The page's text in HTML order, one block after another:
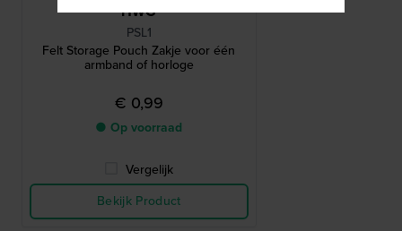
HWG
PSL1
Felt Storage Pouch Zakje voor één
armband of horloge
€ 0,99
● Op voorraad
Vergelijk
Bekijk Product